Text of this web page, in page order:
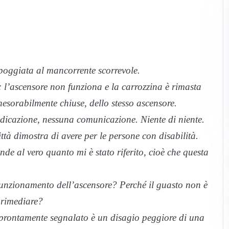
al mancorrente scorrevole.
non funziona e la carrozzina è rimasta
chiuse, dello stesso ascensore.
nessuna comunicazione. Niente di niente.
dimostra di avere per le persone con disabilità.
al vero quanto mi è stato riferito, cioè che questa
dell’ascensore? Perché il guasto non è
segnalato è un disagio peggiore di una